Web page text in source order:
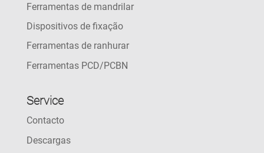
Ferramentas de mandrilar
Dispositivos de fixação
Ferramentas de ranhurar
Ferramentas PCD/PCBN
Service
Contacto
Descargas